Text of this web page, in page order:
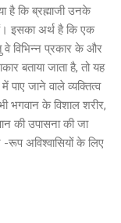
है कि ब्रह्माजी उनके
इसका अर्थ है कि एक
वे विभिन्न प्रकार के और
बताया जाता है, तो यह
पाए जाने वाले व्यक्तित्व
भगवान के विशाल शरीर,
की उपासना की जा
-रूप अविश्वासियों के लिए